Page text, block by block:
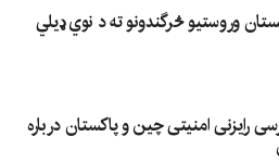
وروستیو څرگندونو ته د نوي ډیلي
رایزنی امنیتی چین و پاکستان درباره